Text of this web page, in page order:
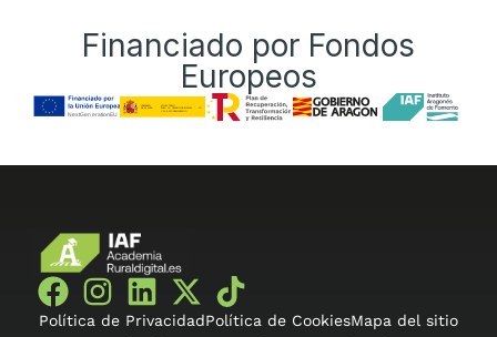
Financiado por Fondos
Europeos
Política de PrivacidadPolítica de CookiesMapa del sitio